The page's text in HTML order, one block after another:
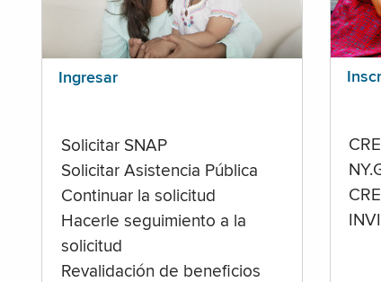
Ingresar
Solicitar SNAP
Solicitar Asistencia Pública
Continuar la solicitud
Hacerle seguimiento a la
solicitud
Revalidación de beneficios